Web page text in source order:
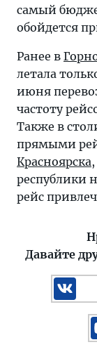
самый
обойдется
Ранее в
летала
июня
частоту
Также в
прямыми
Красноярска,
республики
рейс
Давайте